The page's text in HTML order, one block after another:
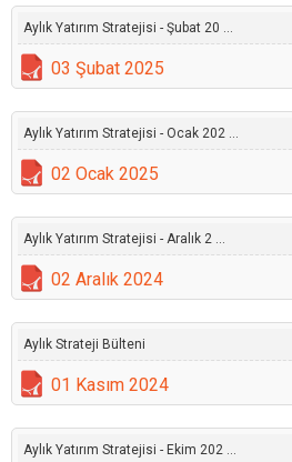
Aylık Yatırım Stratejisi - Şubat 20 ...
03 Şubat 2025
Aylık Yatırım Stratejisi - Ocak 202 ...
02 Ocak 2025
Aylık Yatırım Stratejisi - Aralık 2 ...
02 Aralık 2024
Aylık Strateji Bülteni
01 Kasım 2024
Aylık Yatırım Stratejisi - Ekim 202 ...